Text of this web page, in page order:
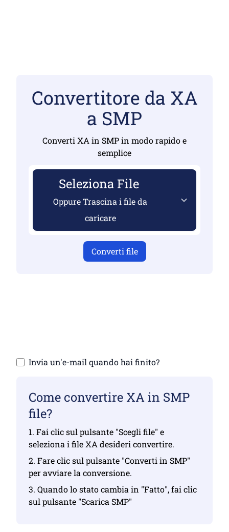
Convertitore da XA
a SMP
Converti XA in SMP in modo rapido e
semplice
Seleziona File
Oppure Trascina i file da
caricare
Converti file
Invia un'e-mail quando hai finito?
Come convertire XA in SMP
file?
1. Fai clic sul pulsante "Scegli file" e
seleziona i file XA desideri convertire.
2. Fare clic sul pulsante "Converti in SMP"
per avviare la conversione.
3. Quando lo stato cambia in "Fatto", fai clic
sul pulsante "Scarica SMP"